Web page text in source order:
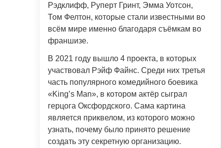
Рэдклифф, Руперт Гринт, Эмма Уотсон,
Том Фелтон, которые стали известными во
всём мире именно благодаря съёмкам во
франшизе.
В 2021 году вышло 4 проекта, в которых
участвовал Рэйф Файнс. Среди них третья
часть популярного комедийного боевика
«King’s Man», в котором актёр сыграл
герцога Оксфордского. Сама картина
является приквелом, из которого можно
узнать, почему было принято решение
создать эту секретную организацию.